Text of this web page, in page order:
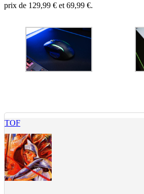
prix de 129,99 € et 69,99 €.
TOF